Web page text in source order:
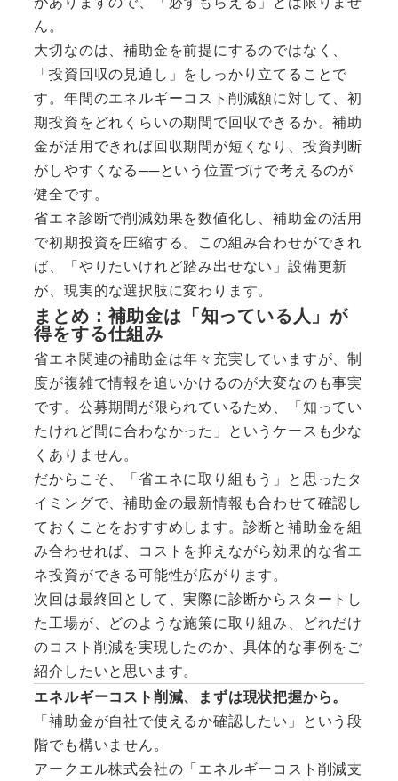
ん。
大切なのは、補助金を前提にするのではなく、
「投資回収の見通し」をしっかり立てることで
す。年間のエネルギーコスト削減額に対して、初
期投資をどれくらいの期間で回収できるか。補助
金が活用できれば回収期間が短くなり、投資判断
がしやすくなる──という位置づけで考えるのが
健全です。
省エネ診断で削減効果を数値化し、補助金の活用
で初期投資を圧縮する。この組み合わせができれ
ば、「やりたいけれど踏み出せない」設備更新
が、現実的な選択肢に変わります。
まとめ：補助金は「知っている人」が
得をする仕組み
省エネ関連の補助金は年々充実していますが、制
度が複雑で情報を追いかけるのが大変なのも事実
です。公募期間が限られているため、「知ってい
たけれど間に合わなかった」というケースも少な
くありません。
だからこそ、「省エネに取り組もう」と思ったタ
イミングで、補助金の最新情報も合わせて確認し
ておくことをおすすめします。診断と補助金を組
み合わせれば、コストを抑えながら効果的な省エ
ネ投資ができる可能性が広がります。
次回は最終回として、実際に診断からスタートし
た工場が、どのような施策に取り組み、どれだけ
のコスト削減を実現したのか、具体的な事例をご
紹介したいと思います。
エネルギーコスト削減、まずは現状把握から。
「補助金が自社で使えるか確認したい」という段
階でも構いません。
アークエル株式会社の「エネルギーコスト削減支